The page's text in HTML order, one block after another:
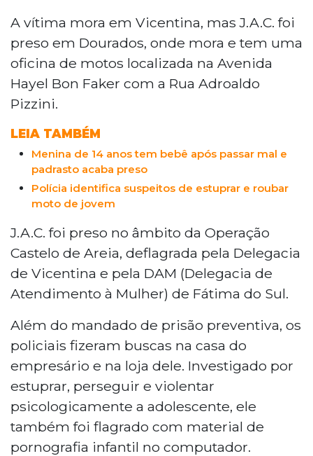
A vítima mora em Vicentina, mas J.A.C. foi
preso em Dourados, onde mora e tem uma
oficina de motos localizada na Avenida
Hayel Bon Faker com a Rua Adroaldo
Pizzini.
LEIA TAMBÉM
Menina de 14 anos tem bebê após passar mal e
padrasto acaba preso
Polícia identifica suspeitos de estuprar e roubar
moto de jovem
J.A.C. foi preso no âmbito da Operação
Castelo de Areia, deflagrada pela Delegacia
de Vicentina e pela DAM (Delegacia de
Atendimento à Mulher) de Fátima do Sul.
Além do mandado de prisão preventiva, os
policiais fizeram buscas na casa do
empresário e na loja dele. Investigado por
estuprar, perseguir e violentar
psicologicamente a adolescente, ele
também foi flagrado com material de
pornografia infantil no computador.